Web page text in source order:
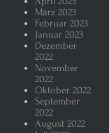
März 2023
Februar 2023
Januar 2023
Dezember
2022
November
2022
Oktober 2022
September
2022
August 2022